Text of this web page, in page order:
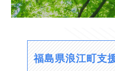
福島県浪江町支